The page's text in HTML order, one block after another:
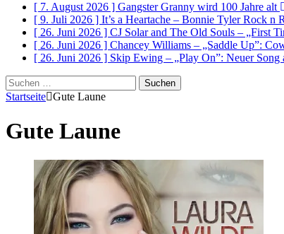
[ 7. August 2026 ] Gangster Granny wird 100 Jahre alt
[ 9. Juli 2026 ] It’s a Heartache – Bonnie Tyler Rock n
[ 26. Juni 2026 ] CJ Solar and The Old Souls – „First
[ 26. Juni 2026 ] Chancey Williams – „Saddle Up”:
[ 26. Juni 2026 ] Skip Ewing – „Play On”: Neuer
Suchen
nach:
Startseite Gute Laune
Gute Laune